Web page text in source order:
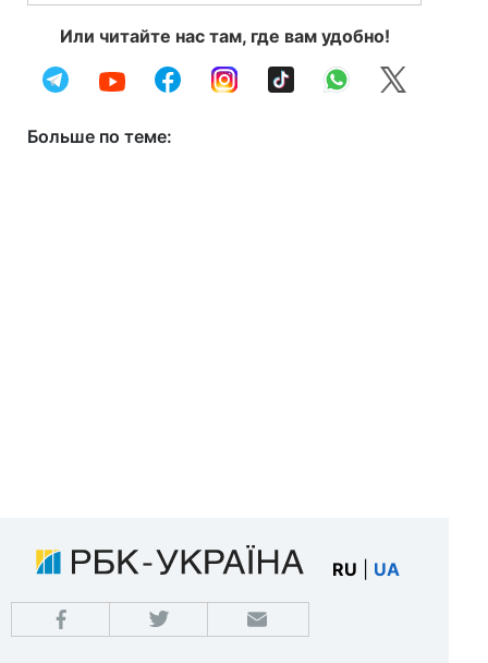
Или читайте нас там, где вам удобно!
Больше по теме:
RU UA